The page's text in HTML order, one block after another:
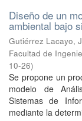
Diseño de un
ambiental bajo
Gutiérrez Lacayo,
Facultad de
10-26)
Se propone un
modelo de
Sistemas de
mediante la